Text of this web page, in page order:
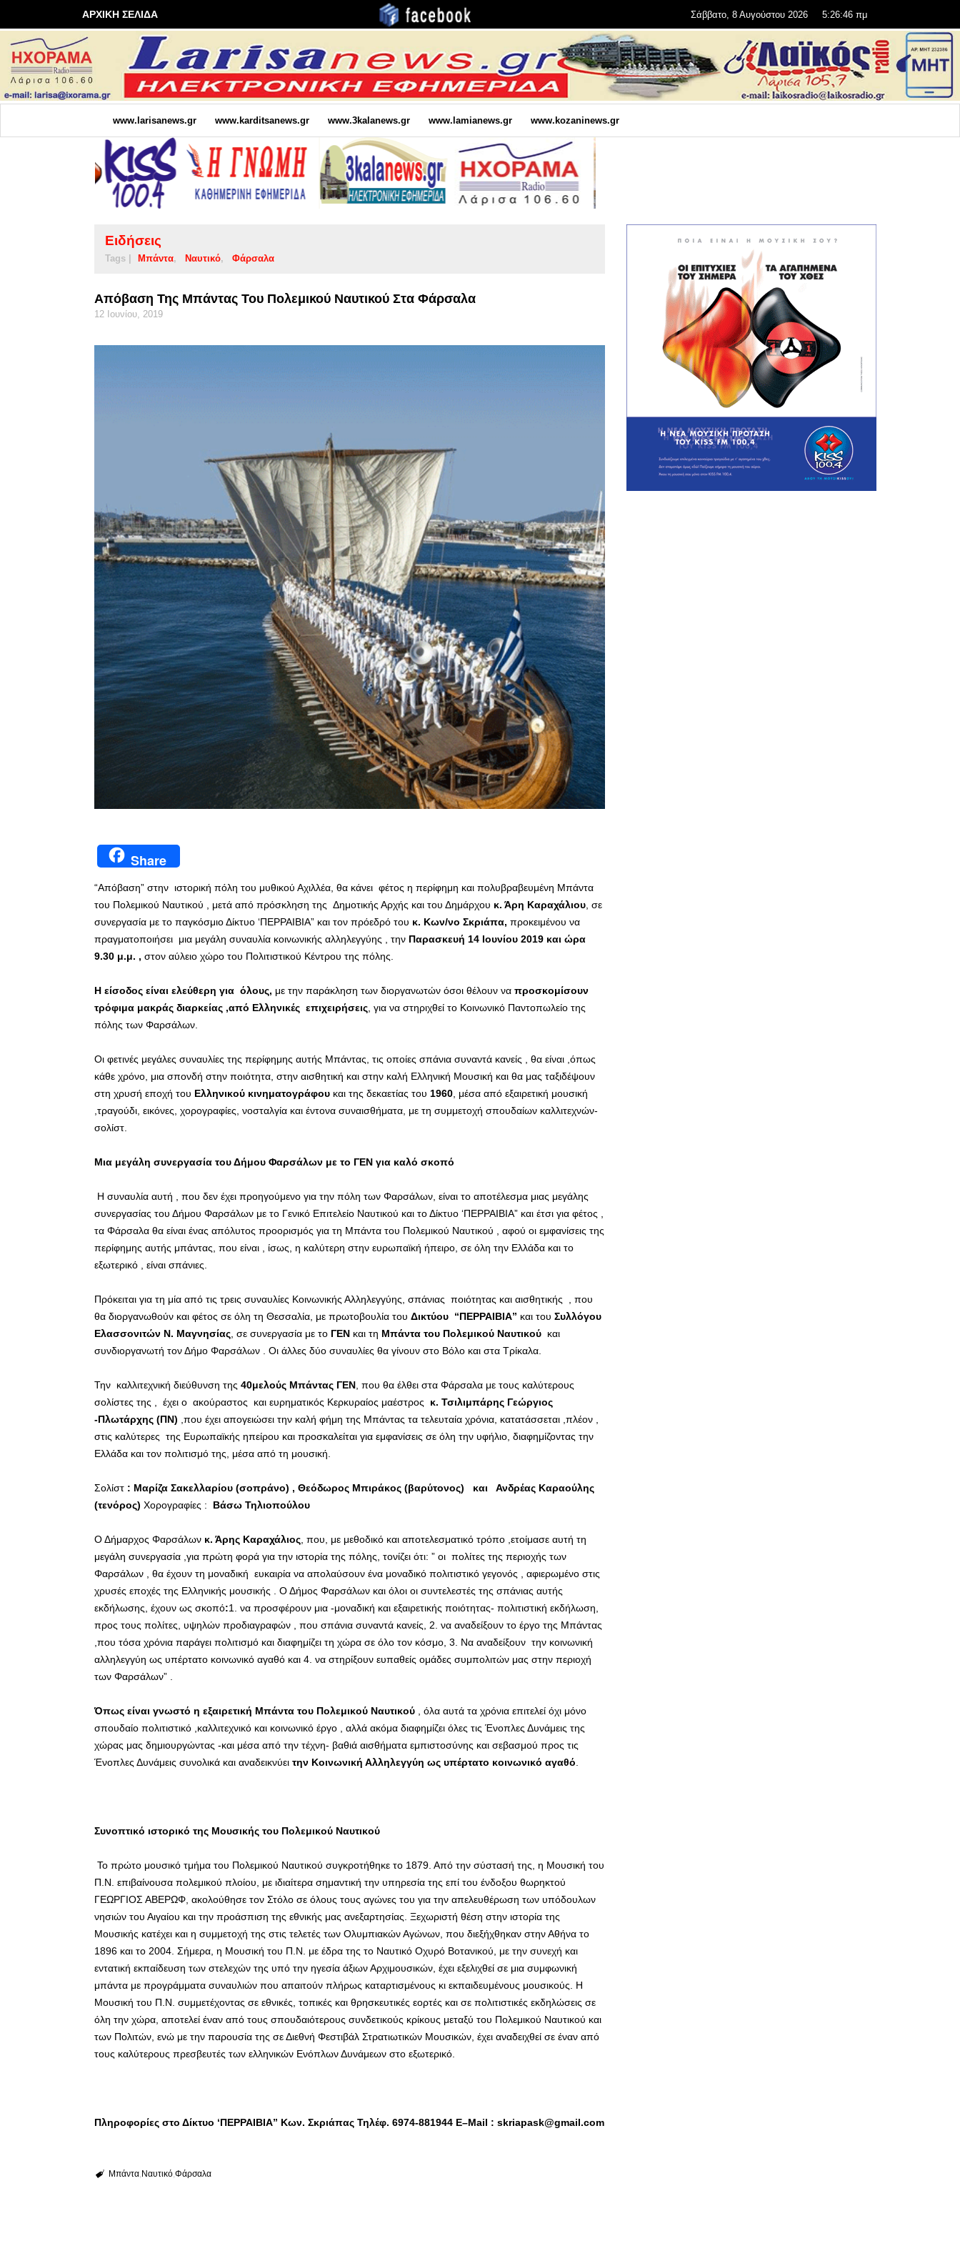
ΑΡΧΙΚΗ ΣΕΛΙΔΑ Σάββατο, 8 Αυγούστου 2026 5:26:47 πμ
www.larisanews.gr www.karditsanews.gr www.3kalanews.gr www.lamianews.gr www.kozaninews.gr
Ειδήσεις
Tags | Μπάντα Ναυτικό Φάρσαλα
Απόβαση Της Μπάντας Του Πολεμικού Ναυτικού Στα Φάρσαλα
12 Ιουνίου, 2019
Share
“Απόβαση” στην ιστορική πόλη του μυθικού Αχιλλέα, θα κάνει φέτος η περίφημη και πολυβραβευμένη Μπάντα
του Πολεμικού Ναυτικού , μετά από πρόσκληση της Δημοτικής Αρχής και του Δημάρχου κ. Άρη Καραχάλιου , σε
συνεργασία με το παγκόσμιο Δίκτυο ‘ΠΕΡΡΑΙΒΙΑ” και τον πρόεδρό του κ. Κων/νο Σκριάπα, προκειμένου να
πραγματοποιήσει μια μεγάλη συναυλία κοινωνικής αλληλεγγύης , την Παρασκευή 14 Ιουνίου 2019 και ώρα
9.30 μ.μ. , στον αύλειο χώρο του Πολιτιστικού Κέντρου της πόλης.
Η είσοδος είναι ελεύθερη για όλους, με την παράκληση των διοργανωτών όσοι θέλουν να προσκομίσουν
τρόφιμα μακράς διαρκείας ,από Ελληνικές επιχειρήσεις , για να στηριχθεί το Κοινωνικό Παντοπωλείο της
πόλης των Φαρσάλων.
Οι φετινές μεγάλες συναυλίες της περίφημης αυτής Μπάντας, τις οποίες σπάνια συναντά κανείς , θα είναι ,όπως
κάθε χρόνο, μια σπονδή στην ποιότητα, στην αισθητική και στην καλή Ελληνική Μουσική και θα μας ταξιδέψουν
στη χρυσή εποχή του Ελληνικού κινηματογράφου και της δεκαετίας του 1960 , μέσα από εξαιρετική μουσική
,τραγούδι, εικόνες, χορογραφίες, νοσταλγία και έντονα συναισθήματα, με τη συμμετοχή σπουδαίων καλλιτεχνών-
σολίστ.
Μια μεγάλη συνεργασία του Δήμου Φαρσάλων με το ΓΕΝ για καλό σκοπό
Η συναυλία αυτή , που δεν έχει προηγούμενο για την πόλη των Φαρσάλων, είναι το αποτέλεσμα μιας μεγάλης
συνεργασίας του Δήμου Φαρσάλων με το Γενικό Επιτελείο Ναυτικού και το Δίκτυο ‘ΠΕΡΡΑΙΒΙΑ” και έτσι για φέτος ,
τα Φάρσαλα θα είναι ένας απόλυτος προορισμός για τη Μπάντα του Πολεμικού Ναυτικού , αφού οι εμφανίσεις της
περίφημης αυτής μπάντας, που είναι , ίσως, η καλύτερη στην ευρωπαϊκή ήπειρο, σε όλη την Ελλάδα και το
εξωτερικό , είναι σπάνιες.
Πρόκειται για τη μία από τις τρεις συναυλίες Κοινωνικής Αλληλεγγύης, σπάνιας ποιότητας και αισθητικής , που
θα διοργανωθούν και φέτος σε όλη τη Θεσσαλία, με πρωτοβουλία του Δικτύου “ΠΕΡΡΑΙΒΙΑ” και του Συλλόγου
Ελασσονιτών Ν. Μαγνησίας , σε συνεργασία με το ΓΕΝ και τη Μπάντα του Πολεμικού Ναυτικού και
συνδιοργανωτή τον Δήμο Φαρσάλων . Οι άλλες δύο συναυλίες θα γίνουν στο Βόλο και στα Τρίκαλα.
Την καλλιτεχνική διεύθυνση της 40μελούς Μπάντας ΓΕΝ , που θα έλθει στα Φάρσαλα με τους καλύτερους
σολίστες της , έχει ο ακούραστος και ευρηματικός Κερκυραίος μαέστρος κ. Τσιλιμπάρης Γεώργιος
-Πλωτάρχης (ΠΝ) ,που έχει απογειώσει την καλή φήμη της Μπάντας τα τελευταία χρόνια, κατατάσσεται ,πλέον ,
στις καλύτερες της Ευρωπαϊκής ηπείρου και προσκαλείται για εμφανίσεις σε όλη την υφήλιο, διαφημίζοντας την
Ελλάδα και τον πολιτισμό της, μέσα από τη μουσική.
Σολίστ : Μαρίζα Σακελλαρίου (σοπράνο) , Θεόδωρος Μπιράκος (βαρύτονος) και Ανδρέας Καραούλης
(τενόρος) Χορογραφίες : Βάσω Τηλιοπούλου
Ο Δήμαρχος Φαρσάλων κ. Άρης Καραχάλιος , που, με μεθοδικό και αποτελεσματικό τρόπο ,ετοίμασε αυτή τη
μεγάλη συνεργασία ,για πρώτη φορά για την ιστορία της πόλης, τονίζει ότι: ” οι πολίτες της περιοχής των
Φαρσάλων , θα έχουν τη μοναδική ευκαιρία να απολαύσουν ένα μοναδικό πολιτιστικό γεγονός , αφιερωμένο στις
χρυσές εποχές της Ελληνικής μουσικής . Ο Δήμος Φαρσάλων και όλοι οι συντελεστές της σπάνιας αυτής
εκδήλωσης, έχουν ως σκοπό:1. να προσφέρουν μια -μοναδική και εξαιρετικής ποιότητας- πολιτιστική εκδήλωση,
προς τους πολίτες, υψηλών προδιαγραφών , που σπάνια συναντά κανείς, 2. να αναδείξουν το έργο της Μπάντας
,που τόσα χρόνια παράγει πολιτισμό και διαφημίζει τη χώρα σε όλο τον κόσμο, 3. Να αναδείξουν την κοινωνική
αλληλεγγύη ως υπέρτατο κοινωνικό αγαθό και 4. να στηρίξουν ευπαθείς ομάδες συμπολιτών μας στην περιοχή
των Φαρσάλων” .
Όπως είναι γνωστό η εξαιρετική Μπάντα του Πολεμικού Ναυτικού , όλα αυτά τα χρόνια επιτελεί όχι μόνο
σπουδαίο πολιτιστικό ,καλλιτεχνικό και κοινωνικό έργο , αλλά ακόμα διαφημίζει όλες τις Ένοπλες Δυνάμεις της
χώρας μας δημιουργώντας -και μέσα από την τέχνη- βαθιά αισθήματα εμπιστοσύνης και σεβασμού προς τις
Ένοπλες Δυνάμεις συνολικά και αναδεικνύει την Κοινωνική Αλληλεγγύη ως υπέρτατο κοινωνικό αγαθό
Συνοπτικό ιστορικό της Μουσικής του Πολεμικού Ναυτικού
Το πρώτο μουσικό τμήμα του Πολεμικού Ναυτικού συγκροτήθηκε το 1879. Από την σύστασή της, η Μουσική του
Π.Ν. επιβαίνουσα πολεμικού πλοίου, με ιδιαίτερα σημαντική την υπηρεσία της επί του ένδοξου θωρηκτού
ΓΕΩΡΓΙΟΣ ΑΒΕΡΩΦ, ακολούθησε τον Στόλο σε όλους τους αγώνες του για την απελευθέρωση των υπόδουλων
νησιών του Αιγαίου και την προάσπιση της εθνικής μας ανεξαρτησίας. Ξεχωριστή θέση στην ιστορία της
Μουσικής κατέχει και η συμμετοχή της στις τελετές των Ολυμπιακών Αγώνων, που διεξήχθηκαν στην Αθήνα το
1896 και το 2004. Σήμερα, η Μουσική του Π.Ν. με έδρα της το Ναυτικό Οχυρό Βοτανικού, με την συνεχή και
εντατική εκπαίδευση των στελεχών της υπό την ηγεσία άξιων Αρχιμουσικών, έχει εξελιχθεί σε μια συμφωνική
μπάντα με προγράμματα συναυλιών που απαιτούν πλήρως καταρτισμένους κι εκπαιδευμένους μουσικούς. Η
Μουσική του Π.Ν. συμμετέχοντας σε εθνικές, τοπικές και θρησκευτικές εορτές και σε πολιτιστικές εκδηλώσεις σε
όλη την χώρα, αποτελεί έναν από τους σπουδαιότερους συνδετικούς κρίκους μεταξύ του Πολεμικού Ναυτικού και
των Πολιτών, ενώ με την παρουσία της σε Διεθνή Φεστιβάλ Στρατιωτικών Μουσικών, έχει αναδειχθεί σε έναν από
τους καλύτερους πρεσβευτές των ελληνικών Ενόπλων Δυνάμεων στο εξωτερικό.
Πληροφορίες στο Δίκτυο ‘ΠΕΡΡΑΙΒΙΑ” Κων. Σκριάπας Τηλέφ. 6974-881944 E–Mail : skriapask@gmail.com
Μπάντα Ναυτικό Φάρσαλα